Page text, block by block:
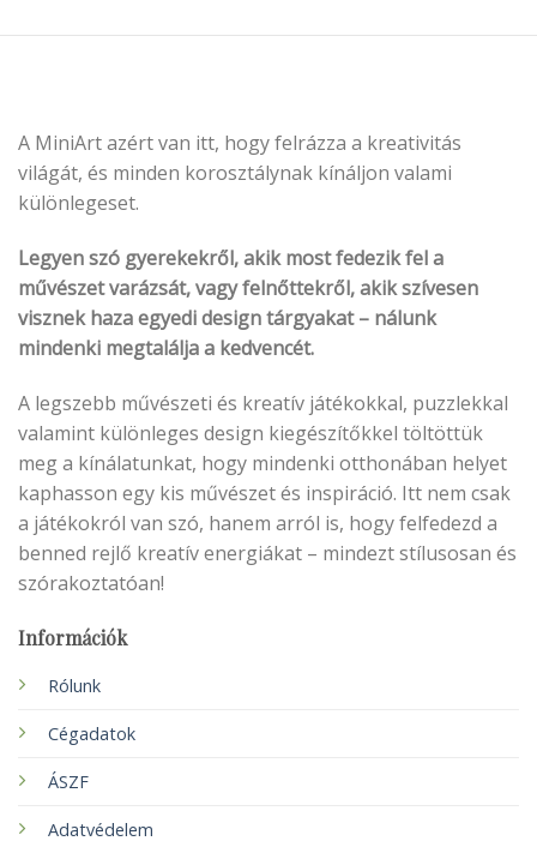
A MiniArt azért van itt, hogy felrázza a kreativitás
világát, és minden korosztálynak kínáljon valami
különlegeset.
Legyen szó gyerekekről, akik most fedezik fel a
művészet varázsát, vagy felnőttekről, akik szívesen
visznek haza egyedi design tárgyakat – nálunk
mindenki megtalálja a kedvencét.
A legszebb művészeti és kreatív játékokkal, puzzlekkal
valamint különleges design kiegészítőkkel töltöttük
meg a kínálatunkat, hogy mindenki otthonában helyet
kaphasson egy kis művészet és inspiráció. Itt nem csak
a játékokról van szó, hanem arról is, hogy felfedezd a
benned rejlő kreatív energiákat – mindezt stílusosan és
szórakoztatóan!
Információk
Rólunk
Cégadatok
ÁSZF
Adatvédelem